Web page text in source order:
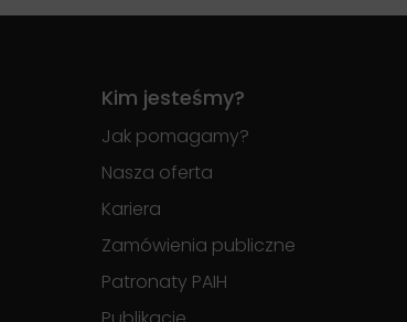
Kim jesteśmy?
Jak pomagamy?
Nasza oferta
Kariera
Zamówienia publiczne
Patronaty PAIH